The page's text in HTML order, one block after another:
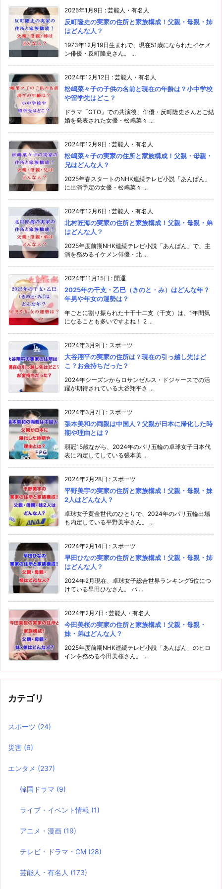
2025年1月9日 : 芸能人・有名人
反町隆史の実家の住所と家族構成！父親・母親・姉
はどんな人？
1973年12月19日生まれで、現在51歳になられたイケメ
ン俳優・反町隆史さん。 ...
2024年12月12日 : 芸能人・有名人
松嶋菜々子の子供の名前と現在の年齢は？小中学校
や留学先はどこ？
ドラマ「GTO」での共演後、俳優・反町隆史さんとご結
婚を発表された女優・松嶋菜々 ...
2024年12月9日 : 芸能人・有名人
松嶋菜々子の実家の住所と家族構成！父親・母親・
兄はどんな人？
2025年春スタートのNHK連続テレビ小説「あんぱん」
に出演予定の女優・松嶋菜々 ...
2024年12月6日 : 芸能人・有名人
北村匠海の実家の住所と家族構成！父親・母親・弟
はどんな人？
2025年度前期NHK連続テレビ小説「あんぱん」で、主
演を務めるイケメン俳優・北 ...
2024年11月15日 : 開運
2025年の干支・乙巳（きのと・み）はどんな年？
年男や年女の運勢は？
年ごとに割り振られた十干十二支（干支）は、1年間気
になることも多いですよね！ 2 ...
2024年3月9日 : スポーツ
大谷翔平の実家の住所は？現在の引っ越し先はど
こ？お金持ちだった？
2024年シーズンからロサンゼルス・ドジャースでの活
躍が期待されている大谷翔平さ ...
2024年3月7日 : スポーツ
張本美和の両親は中国人？父親が日本に帰化した時
期や理由とは？
弱冠15歳ながら、2024年のパリ五輪の卓球女子日本代
表に内定してしている張本美 ...
2024年2月28日 : スポーツ
平野美宇の実家の住所と家族構成！父親・母親・妹
2人はどんな人？
卓球女子黄金世代のひとりで、2024年のパリ五輪出場
も内定している平野美宇さん。 ...
2024年2月14日 : スポーツ
早田ひなの実家の住所と家族構成！父親・母親・姉
はどんな人？
2024年2月現在、卓球女子総合世界ランキング5位につ
けている早田ひなさん。 パ ...
2024年2月7日 : 芸能人・有名人
今田美桜の実家の住所と家族構成！父親・母親・
妹・弟はどんな人？
2025年度前期NHK連続テレビ小説「あんぱん」のヒロ
インを務める今田美桜さん。 ...
カテゴリ
スポーツ (24)
災害 (6)
エンタメ (237)
韓国ドラマ (9)
ライブ・イベント情報 (1)
アニメ・漫画 (19)
テレビ・ドラマ・CM (28)
芸能人・有名人 (173)